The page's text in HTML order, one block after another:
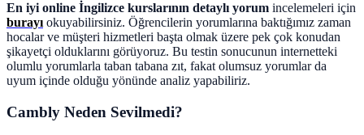
En iyi online İngilizce kurslarının detaylı yorum incelemeleri için
burayıokuyabilirsiniz. Öğrencilerin yorumlarına baktığımız zaman
hocalar ve müşteri hizmetleri başta olmak üzere pek çok konudan
şikayetçi olduklarını görüyoruz. Bu testin sonucunun internetteki
olumlu yorumlarla taban tabana zıt, fakat olumsuz yorumlar da
uyum içinde olduğu yönünde analiz yapabiliriz.
Cambly Neden Sevilmedi?